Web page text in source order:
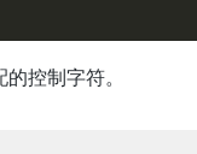
控制字符。